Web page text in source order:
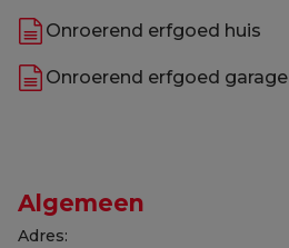
Onroerend erfgoed huis
Onroerend erfgoed garage
Algemeen
Adres: